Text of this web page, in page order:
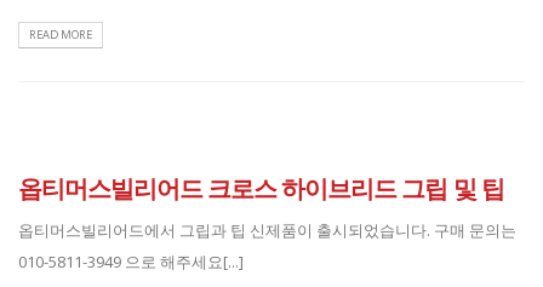
READ MORE
옵티머스빌리어드 크로스 하이브리드 그립 및 팁
옵티머스빌리어드에서 그립과 팁 신제품이 출시되었습니다. 구매 문의는
010-5811-3949 으로 해주세요[...]